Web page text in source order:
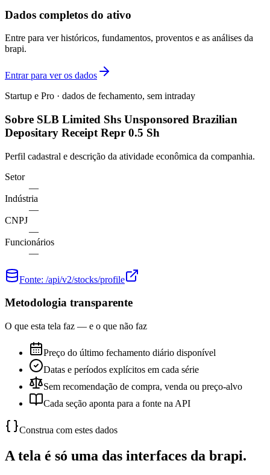
Dados completos do ativo
Entre para ver históricos, fundamentos, proventos e as análises da
brapi.
Entrar para ver os dados
Startup e Pro · dados de fechamento, sem intraday
Sobre SLB Limited Shs Unsponsored Brazilian
Depositary Receipt Repr 0.5 Sh
Perfil cadastral e descrição da atividade econômica da companhia.
Setor
—
Indústria
—
CNPJ
—
Funcionários
—
Fonte: /api/v2/stocks/profile
Metodologia transparente
O que esta tela faz — e o que não faz
Preço do último fechamento diário disponível
Datas e períodos explícitos em cada série
Sem recomendação de compra, venda ou preço-alvo
Cada seção aponta para a fonte na API
Construa com estes dados
A tela é só uma das interfaces da brapi.